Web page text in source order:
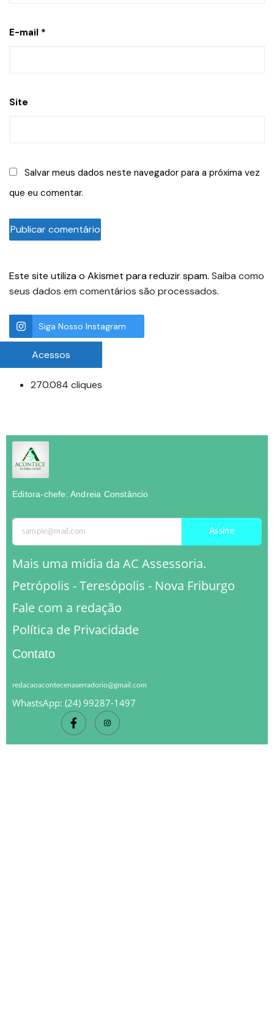
E-mail *
Site
Salvar meus dados neste navegador para a próxima vez
que eu comentar.
Este site utiliza o Akismet para reduzir spam. Saiba como
seus dados em comentários são processados.
Siga Nosso Instagram
Acessos
270.084 cliques
Editora-chefe: Andreia Constâncio
Assine
Mais uma midia da AC Assessoria.
Petrópolis - Teresópolis - Nova Friburgo
Fale com a redação
Política de Privacidade
Contato
redacaoacontecenaserradorio@gmail.com
WhastsApp: (24) 99287-1497